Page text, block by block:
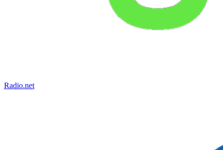
Radio.net